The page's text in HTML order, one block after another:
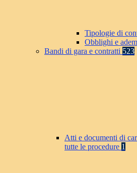
Tipologie di
Obblighi e
Bandi di gara e contratti 523
Atti e documenti di
tutte le procedure 1